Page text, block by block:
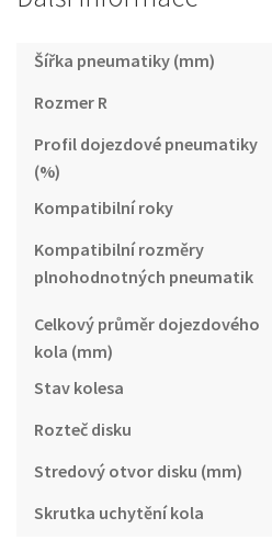
Šířka pneumatiky (mm)
Rozmer R
Profil dojezdové pneumatiky
(%)
Kompatibilní roky
Kompatibilní rozměry
plnohodnotných pneumatik
Celkový průměr dojezdového
kola (mm)
Stav kolesa
Rozteč disku
Stredový otvor disku (mm)
Skrutka uchytění kola